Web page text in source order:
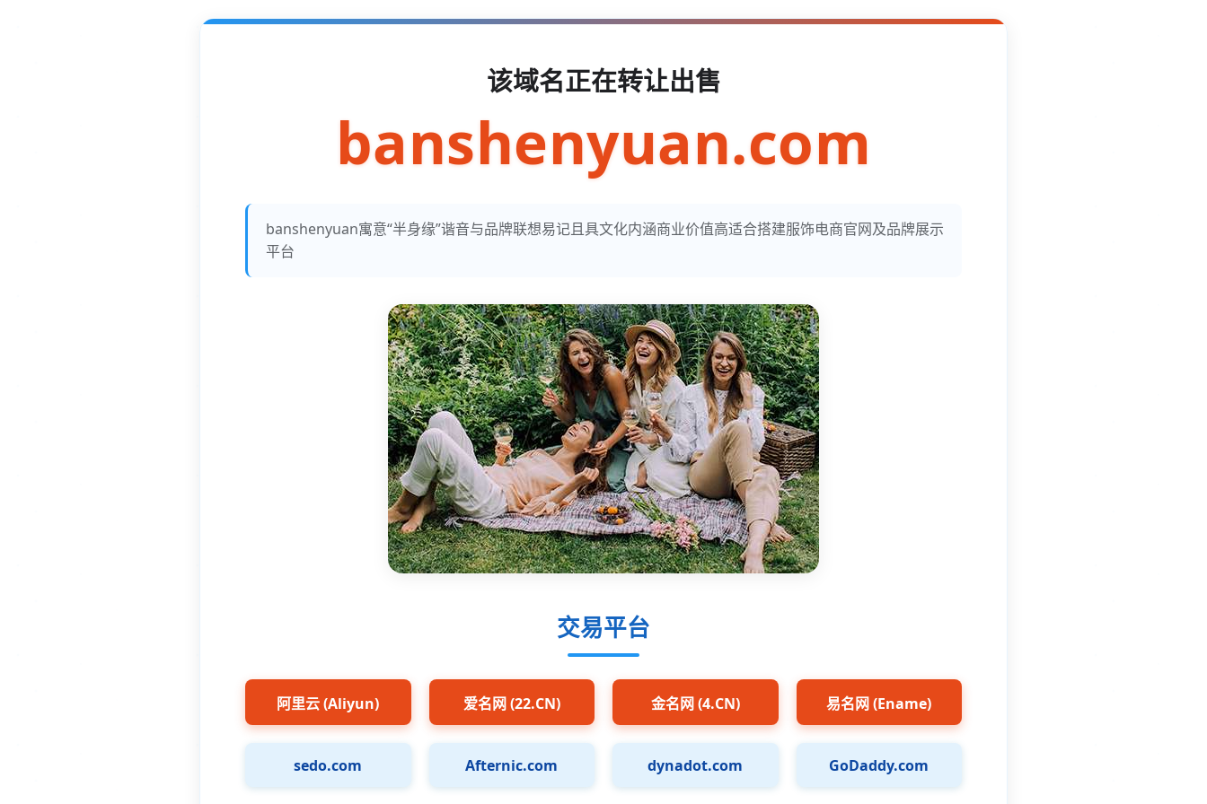
该域名正在转让出售
banshenyuan.com
banshenyuan寓意“半身缘”谐音与品牌联想易记且具文化内涵商业价值高适合搭建服饰电商官网及品牌展示
平台
交易平台
阿里云 (Aliyun) 爱名网 (22.CN) 金名网 (4.CN) 易名网 (Ename)
sedo.com Afternic.com dynadot.com GoDaddy.com